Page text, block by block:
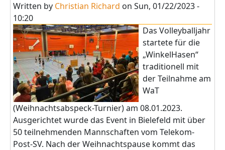
Written by Christian Richard on Sun, 01/22/2023 -
10:20
Das Volleyballjahr
startete für die
„WinkelHasen“
traditionell mit
der Teilnahme am
WaT
(Weihnachtsabspeck-Turnier) am 08.01.2023.
Ausgerichtet wurde das Event in Bielefeld mit über
50 teilnehmenden Mannschaften vom Telekom-
Post-SV. Nach der Weihnachtspause kommt das